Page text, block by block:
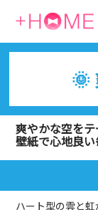
🌞
爽やかな空を
壁紙で心地良
ハート型の雲と